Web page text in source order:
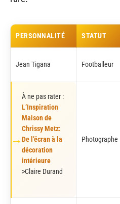
PERSONNALITÉ STATUT
Jean Tigana Footballeur
À ne pas rater :
L’Inspiration
Maison de
Chrissy Metz:
De l’écran à la
décoration
intérieure
>Claire Durand
Photographe